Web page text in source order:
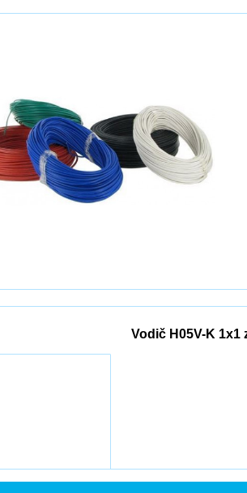
Vodič H05V-K 1x1